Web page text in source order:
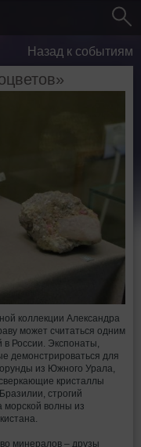
Назад к событиям
коллекции Александра
может считаться одним
в России. Экспонаты,
демонстрироваться для
из Южного Урала,
кристаллы
строгий
морской волны из
минералов – друзы